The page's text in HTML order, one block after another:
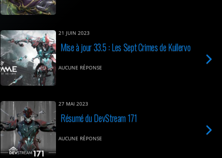
21 JUIN 2023
Mise à jour 33.5 : Les Sept Crimes de Kullervo
AUCUNE RÉPONSE
27 MAI 2023
Résumé du DevStream 171
AUCUNE RÉPONSE